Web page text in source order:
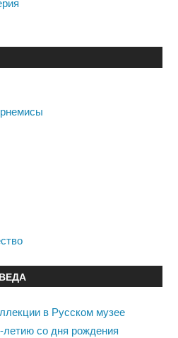
в Русском музее
со дня рождения